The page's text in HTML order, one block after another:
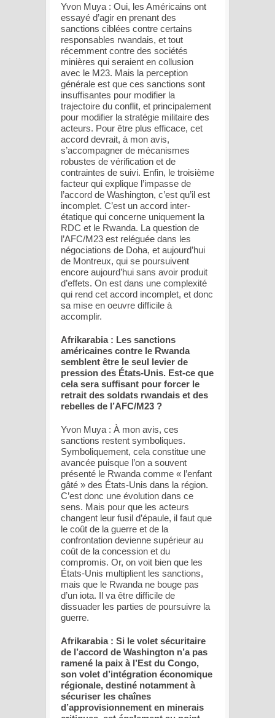
Yvon Muya : Oui, les Américains ont
essayé d’agir en prenant des
sanctions ciblées contre certains
responsables rwandais, et tout
récemment contre des sociétés
minières qui seraient en collusion
avec le M23. Mais la perception
générale est que ces sanctions sont
insuffisantes pour modifier la
trajectoire du conflit, et principalement
pour modifier la stratégie militaire des
acteurs. Pour être plus efficace, cet
accord devrait, à mon avis,
s’accompagner de mécanismes
robustes de vérification et de
contraintes de suivi. Enfin, le troisième
facteur qui explique l’impasse de
l’accord de Washington, c’est qu’il est
incomplet. C’est un accord inter-
étatique qui concerne uniquement la
RDC et le Rwanda. La question de
l’AFC/M23 est reléguée dans les
négociations de Doha, et aujourd’hui
de Montreux, qui se poursuivent
encore aujourd’hui sans avoir produit
d’effets. On est dans une complexité
qui rend cet accord incomplet, et donc
sa mise en oeuvre difficile à
accomplir.
Afrikarabia : Les sanctions
américaines contre le Rwanda
semblent être le seul levier de
pression des États-Unis. Est-ce que
cela sera suffisant pour forcer le
retrait des soldats rwandais et des
rebelles de l’AFC/M23 ?
Yvon Muya : À mon avis, ces
sanctions restent symboliques.
Symboliquement, cela constitue une
avancée puisque l’on a souvent
présenté le Rwanda comme « l’enfant
gâté » des États-Unis dans la région.
C’est donc une évolution dans ce
sens. Mais pour que les acteurs
changent leur fusil d’épaule, il faut que
le coût de la guerre et de la
confrontation devienne supérieur au
coût de la concession et du
compromis. Or, on voit bien que les
États-Unis multiplient les sanctions,
mais que le Rwanda ne bouge pas
d’un iota. Il va être difficile de
dissuader les parties de poursuivre la
guerre.
Afrikarabia : Si le volet sécuritaire
de l’accord de Washington n’a pas
ramené la paix à l’Est du Congo,
son volet d’intégration économique
régionale, destiné notamment à
sécuriser les chaînes
d’approvisionnement en minerais